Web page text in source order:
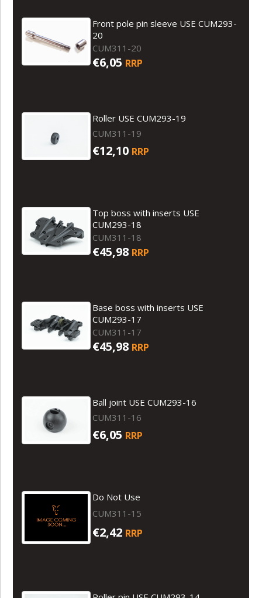
Front pole pin sleeve USE CUM293-
20
CUM311-20
€6,05 RRP
Roller USE CUM293-19
CUM311-19
€12,10 RRP
Top boss with inserts USE
CUM293-18
CUM311-18
€45,98 RRP
Base boss with inserts USE
CUM293-17
CUM311-17
€45,98 RRP
Ball joint USE CUM293-16
CUM311-16
€6,05 RRP
Do Not Use
CUM311-15
€2,42 RRP